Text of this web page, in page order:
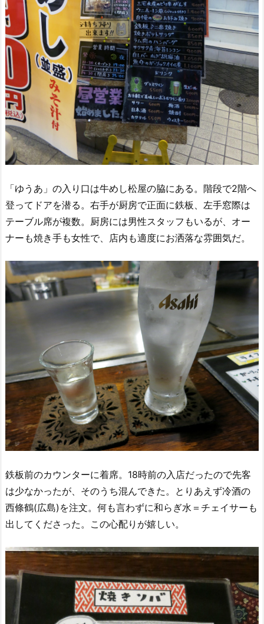
「ゆうあ」の入り口は牛めし松屋の脇にある。階段で2階へ
登ってドアを潜る。右手が厨房で正面に鉄板、左手窓際は
テーブル席が複数。厨房には男性スタッフもいるが、オー
ナーも焼き手も女性で、店内も適度にお洒落な雰囲気だ。
鉄板前のカウンターに着席。18時前の入店だったので先客
は少なかったが、そのうち混んできた。とりあえず冷酒の
西條鶴(広島)を注文。何も言わずに和らぎ水＝チェイサーも
出してくださった。この心配りが嬉しい。